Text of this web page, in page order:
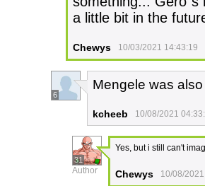
a little bit in the
Chewys 10/03/2021 14:43:19
6
Mengele was
kcheeb 10/08/2021
31
Author
Yes, but i still can't
Chewys 10/08/